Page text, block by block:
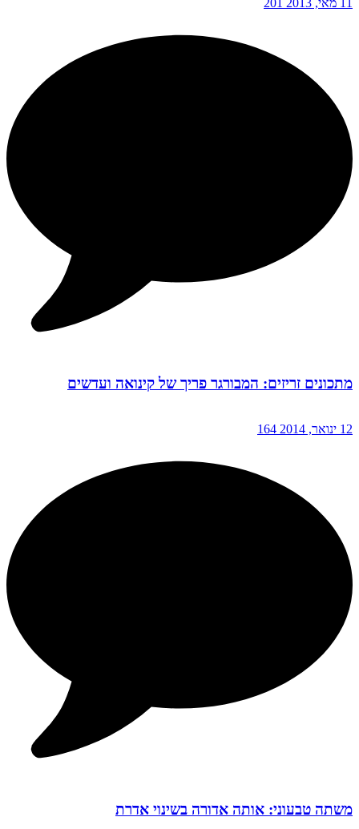
11 מאי, 2013 201
מתכונים זריזים: המבורגר פריך של קינואה ועדשים
12 ינואר, 2014 164
משתה טבעוני: אותה אדורה בשינוי אדרת